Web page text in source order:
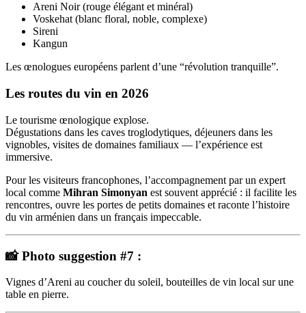
Areni Noir (rouge élégant et minéral)
Voskehat (blanc floral, noble, complexe)
Sireni
Kangun
Les œnologues européens parlent d’une “révolution tranquille”.
Les routes du vin en 2026
Le tourisme œnologique explose.
Dégustations dans les caves troglodytiques, déjeuners dans les
vignobles, visites de domaines familiaux — l’expérience est
immersive.
Pour les visiteurs francophones, l’accompagnement par un expert
local comme Mihran Simonyan est souvent apprécié : il facilite les
rencontres, ouvre les portes de petits domaines et raconte l’histoire
du vin arménien dans un français impeccable.
📸 Photo suggestion #7 :
Vignes d’Areni au coucher du soleil, bouteilles de vin local sur une
table en pierre.